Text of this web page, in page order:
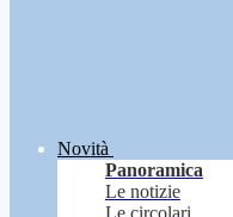
Novità
Panoramica
Le notizie